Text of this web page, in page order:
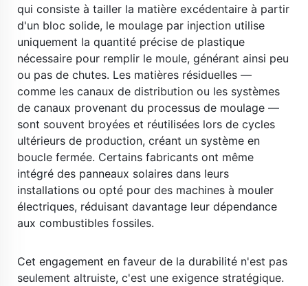
qui consiste à tailler la matière excédentaire à partir
d'un bloc solide, le moulage par injection utilise
uniquement la quantité précise de plastique
nécessaire pour remplir le moule, générant ainsi peu
ou pas de chutes. Les matières résiduelles —
comme les canaux de distribution ou les systèmes
de canaux provenant du processus de moulage —
sont souvent broyées et réutilisées lors de cycles
ultérieurs de production, créant un système en
boucle fermée. Certains fabricants ont même
intégré des panneaux solaires dans leurs
installations ou opté pour des machines à mouler
électriques, réduisant davantage leur dépendance
aux combustibles fossiles.
Cet engagement en faveur de la durabilité n'est pas
seulement altruiste, c'est une exigence stratégique.